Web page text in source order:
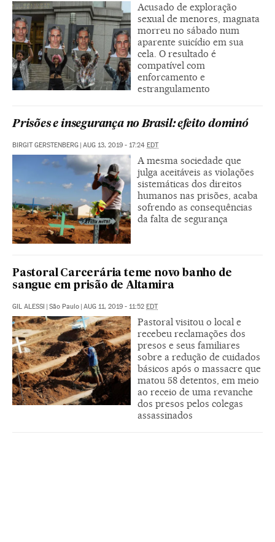
Acusado de exploração
sexual de menores, magnata
morreu no sábado num
aparente suicídio em sua
cela. O resultado é
compatível com
enforcamento e
estrangulamento
Prisões e insegurança no Brasil: efeito dominó
BIRGIT GERSTENBERG | AUG 13, 2019 - 17:24 EDT
A mesma sociedade que
julga aceitáveis as violações
sistemáticas dos direitos
humanos nas prisões, acaba
sofrendo as consequências
da falta de segurança
Pastoral Carcerária teme novo banho de
sangue em prisão de Altamira
GIL ALESSI | São Paulo | AUG 11, 2019 - 11:52 EDT
Pastoral visitou o local e
recebeu reclamações dos
presos e seus familiares
sobre a redução de cuidados
básicos após o massacre que
matou 58 detentos, em meio
ao receio de uma revanche
dos presos pelos colegas
assassinados